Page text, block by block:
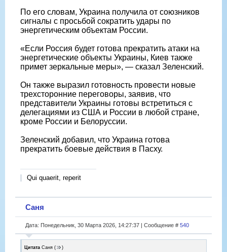
По его словам, Украина получила от союзников
сигналы с просьбой сократить удары по
энергетическим объектам России.
«Если Россия будет готова прекратить атаки на
энергетические объекты Украины, Киев также
примет зеркальные меры», — сказал Зеленский.
Он также выразил готовность провести новые
трехсторонние переговоры, заявив, что
представители Украины готовы встретиться с
делегациями из США и России в любой стране,
кроме России и Белоруссии.
Зеленский добавил, что Украина готова
прекратить боевые действия в Пасху.
Qui quaerit, reperit
Саня
Дата: Понедельник, 30 Марта 2026, 14:27:37 | Сообщение # 540
Цитата Саня ( )